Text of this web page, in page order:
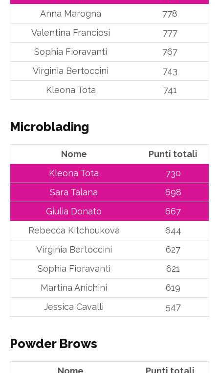
Anna Marogna
778
Valentina Franciosi
777
Sophia Fioravanti
767
Virginia Bertoccini
743
Kleona Tota
741
Microblading
Nome
Punti totali
Kleona Tota
730
Sara Talana
698
Giulia Donato
667
Rebecca Kitchoukova
644
Virginia Bertoccini
627
Sophia Fioravanti
621
Martina Anichini
619
Jessica Cavalli
547
Powder Brows
Nome
Punti totali